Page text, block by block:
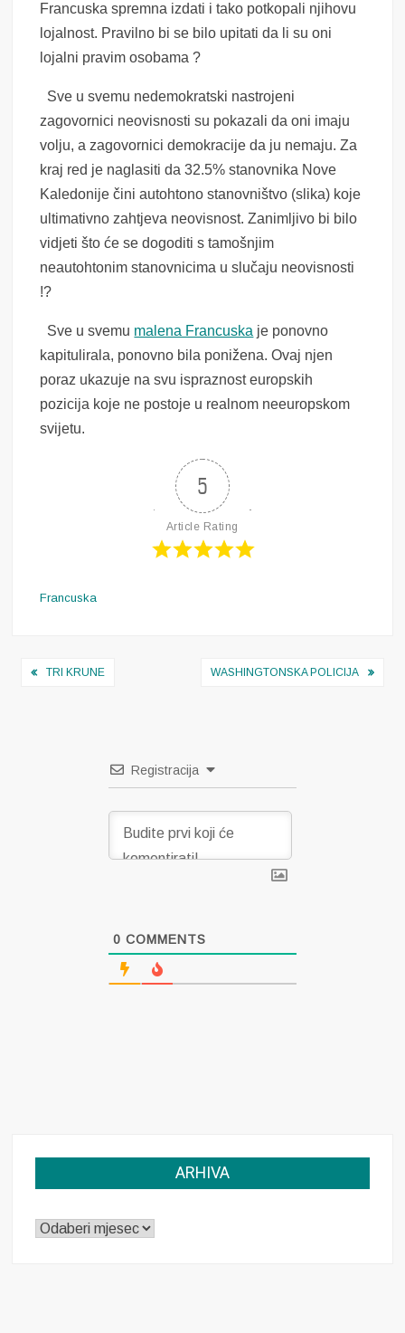
Francuska spremna izdati i tako potkopali njihovu
lojalnost. Pravilno bi se bilo upitati da li su oni
lojalni pravim osobama ?
Sve u svemu nedemokratski nastrojeni
zagovornici neovisnosti su pokazali da oni imaju
volju, a zagovornici demokracije da ju nemaju. Za
kraj red je naglasiti da 32.5% stanovnika Nove
Kaledonije čini autohtono stanovništvo (slika) koje
ultimativno zahtjeva neovisnost. Zanimljivo bi bilo
vidjeti što će se dogoditi s tamošnjim
neautohtonim stanovnicima u slučaju neovisnosti
!?
Sve u svemu malena Francuska je ponovno
kapitulirala, ponovno bila ponižena. Ovaj njen
poraz ukazuje na svu ispraznost europskih
pozicija koje ne postoje u realnom neeuropskom
svijetu.
5
Article Rating
Francuska
Navigacija
TRI KRUNE WASHINGTONSKA POLICIJA
Registracija
0 COMMENTS
ARHIVA
ARHIVA